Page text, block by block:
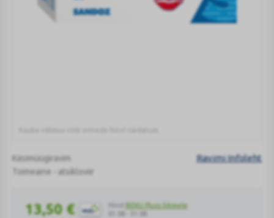
Käsimüügiravim Ravimi Infoleht
Toimeaine - atsikloviir
13,50 €
BENU Pluss liikmele